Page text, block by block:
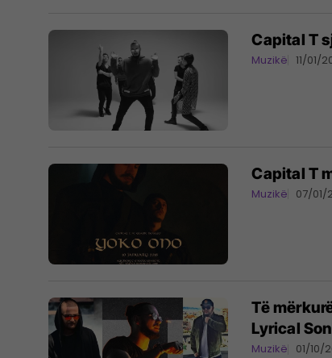
Capital T
Muzikë 11/01/
Capital T
Muzikë 07/01/
Të
Lyrical
Muzikë 01/10/